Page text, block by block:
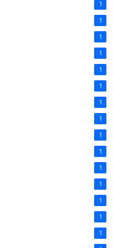
1
1
1
1
1
1
1
1
1
1
1
1
1
1
1